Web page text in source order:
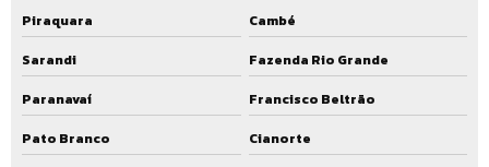
Empresa de ampliação de eta
Empresa que faz ampliação de eta
Serviço de ampliação de eta
Manutenção estação de tratamento de esgoto preço
Piraquara
Cambé
Sarandi
Fazenda Rio Grande
Paranavaí
Francisco Beltrão
Pato Branco
Cianorte